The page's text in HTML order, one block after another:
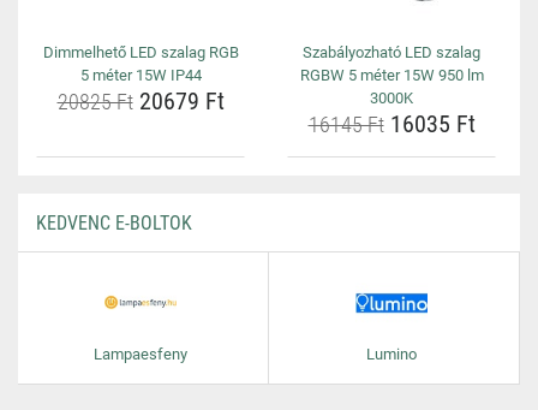
Dimmelhető LED szalag RGB
5 méter 15W IP44
20825 Ft20679 Ft
Szabályozható LED szalag
RGBW 5 méter 15W 950 lm
3000K
16145 Ft16035 Ft
KEDVENC E-BOLTOK
Lampaesfeny Lumino